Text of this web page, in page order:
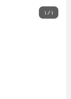
1/1